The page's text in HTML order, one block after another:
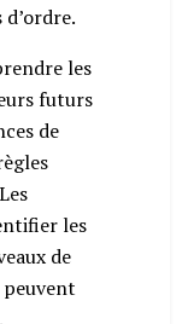
les
futurs
de
les
de